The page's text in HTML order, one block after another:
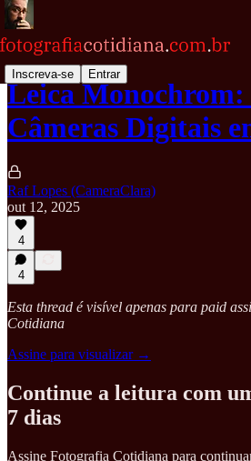
Inscreva-se Entrar
Leica Monochrom:
Câmeras Digitais
Raf Lopes (CameraClara)
out 12, 2025
4
4
Esta thread é visível apenas para paid
Cotidiana
Assine para visualizar →
Continue a leitura com
7 dias
Assine Fotografia Cotidiana para